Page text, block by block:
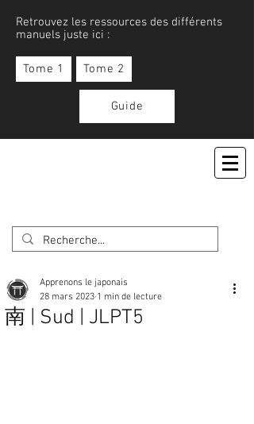
Retrouvez les ressources des différents
manuels juste ici :
Tome 1 Tome 2
Guide
南 | Sud | JLPT5
Apprenons le japonais
28 mars 2023 1 min de lecture